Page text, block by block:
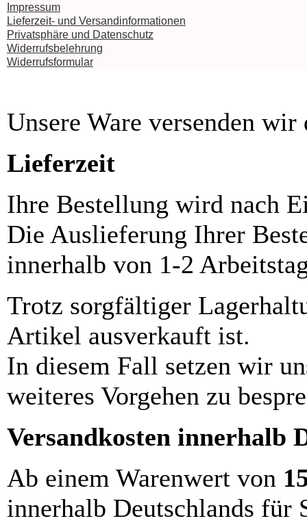
Impressum
Lieferzeit- und Versandinformationen
Privatsphäre und Datenschutz
Widerrufsbelehrung
Widerrufsformular
Unsere Ware versenden
Lieferzeit
Ihre Bestellung wird nach
Die Auslieferung Ihrer
innerhalb von 1-2
Trotz sorgfältiger
Artikel ausverkauft ist.
In diesem Fall setzen wir
weiteres Vorgehen zu
Versandkosten innerhalb
Ab einem Warenwert von
innerhalb Deutschlands für